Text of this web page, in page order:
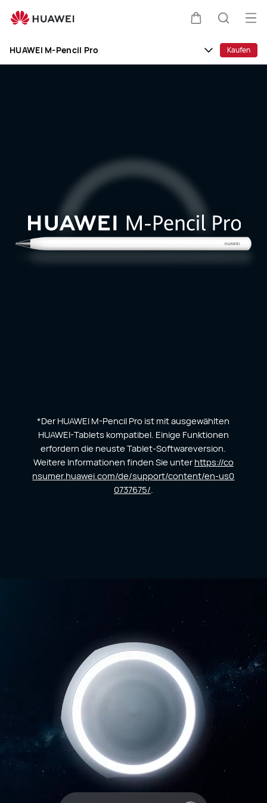
M-
ProHUAWEI M-Pencil Pro Kaufen
*Der HUAWEI M-Pencil Pro ist mit ausgewählten
HUAWEI-Tablets kompatibel. Einige Funktionen
erfordern die neuste Tablet-Softwareversion.
Weitere Informationen finden Sie unter https://co
nsumer.huawei.com/de/support/content/en-us0
0737675/